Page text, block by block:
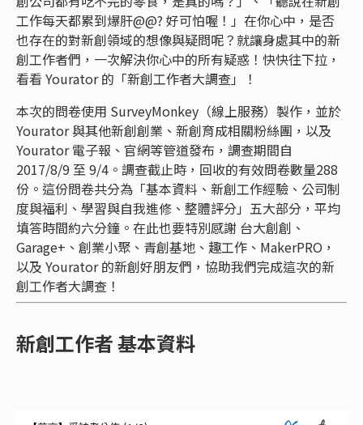
工作每天都累到爆肝@@? 好可怕喔！」在你心中，是否
也存在的對新創領域的想像與疑問呢？就讓身處其中的新
創工作者們，一次解決你心中的所有疑惑！快快往下拉，
看看 Yourator 的「新創工作者大調查」！
本次的問卷使用 SurveyMonkey（線上服務）製作，並於
Yourator 與其他新創創業、新創育成相關粉絲團，以及
Yourator 電子報、官網等管道發布，調查期間自
2017/8/9 至 9/4。調查截止時，回收的有效問卷數量288
份。這份問卷共分為「基本資料、新創工作經驗、公司制
度與福利、學習與自我進修、整體評分」五大部分，平均
填答時間約六分鐘。在此也要特別感謝 台大創創、
Garage+、創業小聚、青創基地、趣工作、MakerPRO，
以及 Yourator 的新創好朋友們，協助我們完成這次的新
創工作者大調查！
新創工作者 基本資料